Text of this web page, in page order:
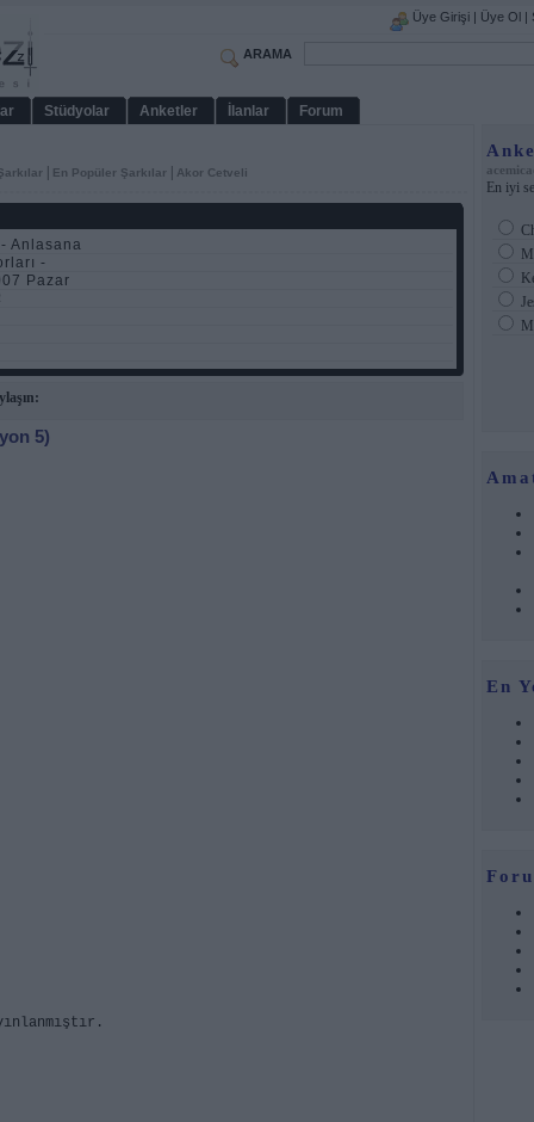
Üye Girişi | Üye Ol |
ARAMA
Stüdyolar Anketler İlanlar Forum
En Popüler Şarkılar Akor Cetveli
- Anlasana
-
Pazar
5)
En iyi
En